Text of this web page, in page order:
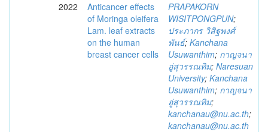
2022
Anticancer effects
of Moringa oleifera
Lam. leaf extracts
on the human
breast cancer cells
PRAPAKORN
WISITPONGPUN;
ประภากร วิสิฐพงศ์
พันธ์; Kanchana
Usuwanthim; กาญจนา
อู่สุวรรณทิม; Naresuan
University; Kanchana
Usuwanthim; กาญจนา
อู่สุวรรณทิม;
kanchanau@nu.ac.th;
kanchanau@nu.ac.th